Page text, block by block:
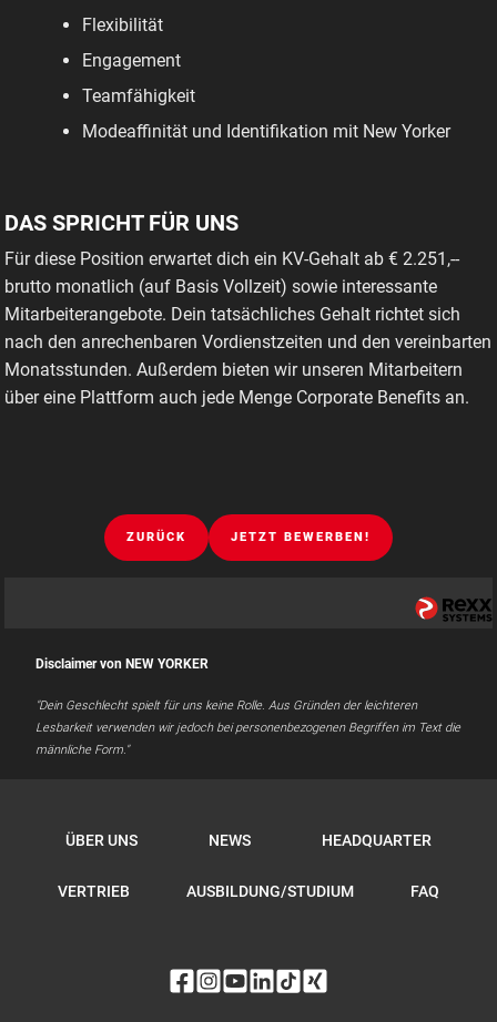
Flexibilität
Engagement
Teamfähigkeit
Modeaffinität und Identifikation mit New Yorker
DAS SPRICHT FÜR UNS
Für diese Position erwartet dich ein KV-Gehalt ab € 2.251,--
brutto monatlich (auf Basis Vollzeit) sowie interessante
Mitarbeiterangebote. Dein tatsächliches Gehalt richtet sich
nach den anrechenbaren Vordienstzeiten und den vereinbarten
Monatsstunden. Außerdem bieten wir unseren Mitarbeitern
über eine Plattform auch jede Menge Corporate Benefits an.
ZURÜCK JETZT BEWERBEN!
Disclaimer von NEW YORKER
"Dein Geschlecht spielt für uns keine Rolle. Aus Gründen der leichteren
Lesbarkeit verwenden wir jedoch bei personenbezogenen Begriffen im Text die
männliche Form."
ÜBER UNS NEWS HEADQUARTER
VERTRIEB AUSBILDUNG/STUDIUM FAQ